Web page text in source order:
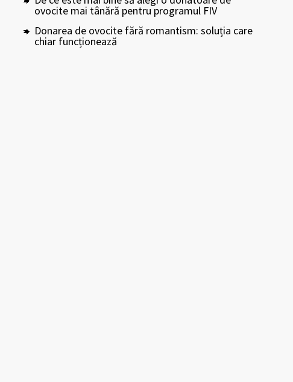
ovocite mai tânără pentru programul FIV
Donarea de ovocite fără romantism: soluția care
chiar funcționează